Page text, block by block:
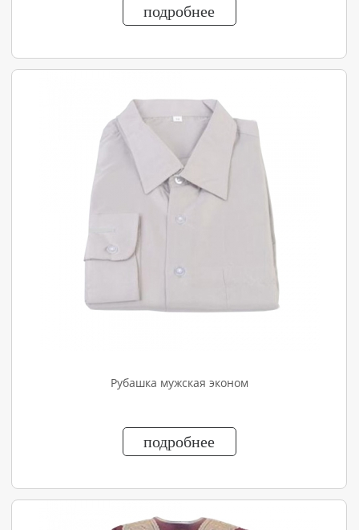
подробнее
Рубашка мужская эконом
подробнее